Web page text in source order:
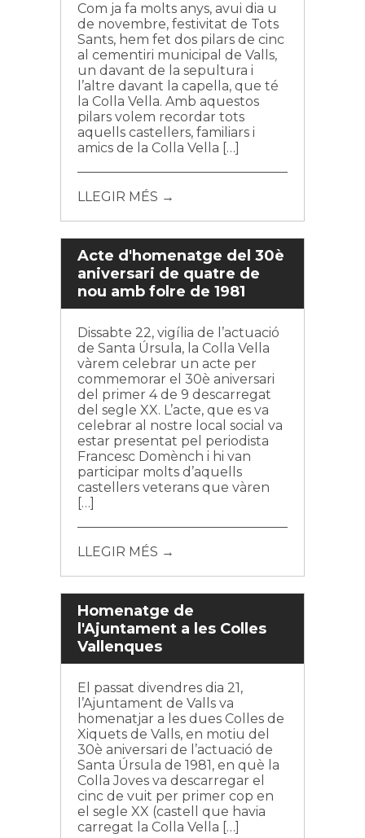
Com ja fa molts anys, avui dia u
de novembre, festivitat de Tots
Sants, hem fet dos pilars de cinc
al cementiri municipal de Valls,
un davant de la sepultura i
l’altre davant la capella, que té
la Colla Vella. Amb aquestos
pilars volem recordar tots
aquells castellers, familiars i
amics de la Colla Vella […]
LLEGIR MÉS →
Acte d'homenatge del 30è
aniversari de quatre de
nou amb folre de 1981
Dissabte 22, vigília de l’actuació
de Santa Úrsula, la Colla Vella
vàrem celebrar un acte per
commemorar el 30è aniversari
del primer 4 de 9 descarregat
del segle XX. L’acte, que es va
celebrar al nostre local social va
estar presentat pel periodista
Francesc Domènch i hi van
participar molts d’aquells
castellers veterans que vàren
[…]
LLEGIR MÉS →
Homenatge de
l'Ajuntament a les Colles
Vallenques
El passat divendres dia 21,
l’Ajuntament de Valls va
homenatjar a les dues Colles de
Xiquets de Valls, en motiu del
30è aniversari de l’actuació de
Santa Úrsula de 1981, en què la
Colla Joves va descarregar el
cinc de vuit per primer cop en
el segle XX (castell que havia
carregat la Colla Vella […]